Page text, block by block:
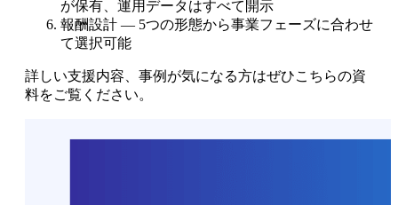
が保有、運用データはすべて開示
報酬設計 — 5つの形態から事業フェーズに合わせ
て選択可能
詳しい支援内容、事例が気になる方はぜひこちらの資
料をご覧ください。